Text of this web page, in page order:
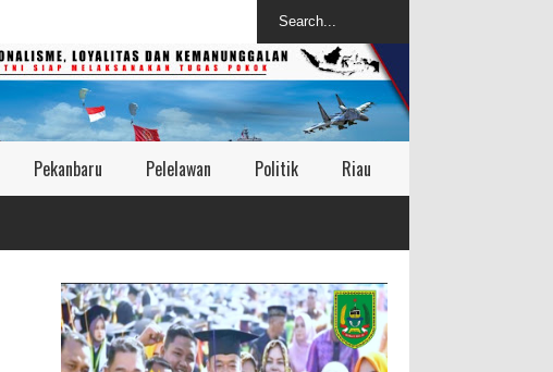
Pekanbaru Pelelawan Politik Riau